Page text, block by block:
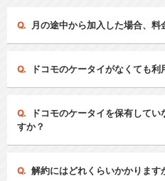
月の途中から加入した場合、料
ドコモのケータイがなくても利
ドコモのケータイを保有して
すか？
解約にはどれくらいかかります